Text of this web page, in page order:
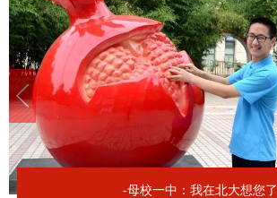
-母校一中：我在北大想您了